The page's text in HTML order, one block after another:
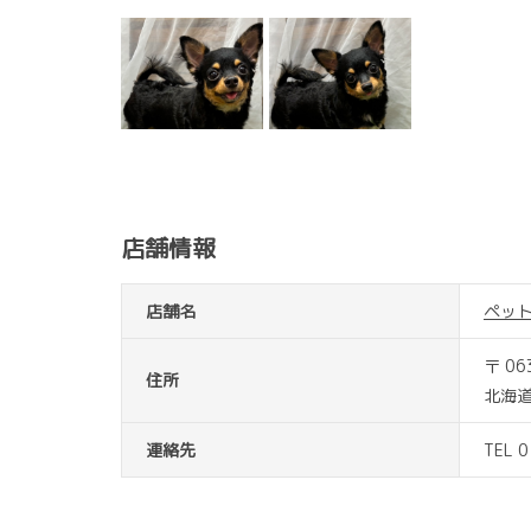
店舗情報
店舗名 ペッ
住所
〒
北海
連絡先 TEL